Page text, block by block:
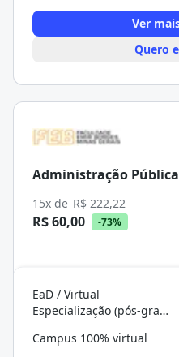
Ver
Quero
Administração Pública
15x de R$ 222,22
R$ 60,00 -73%
EaD / Virtual
Especialização (pós-graduação)
Campus 100% virtual